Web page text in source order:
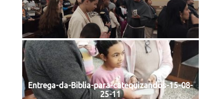
Entrega-da-Biblia-para-catequizandos-15-08-
25-11